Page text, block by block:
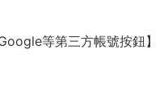
等第三方帳號按鈕】